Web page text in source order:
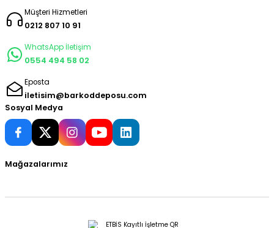
Müşteri Hizmetleri
0212 807 10 91
WhatsApp İletişim
0554 494 58 02
Eposta
iletisim@barkoddeposu.com
Sosyal Medya
Mağazalarımız